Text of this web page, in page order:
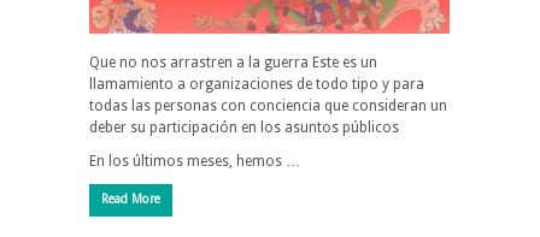
Que no nos arrastren a la guerra Este es un
llamamiento a organizaciones de todo tipo y para
todas las personas con conciencia que consideran un
deber su participación en los asuntos públicos
En los últimos meses, hemos …
Read More